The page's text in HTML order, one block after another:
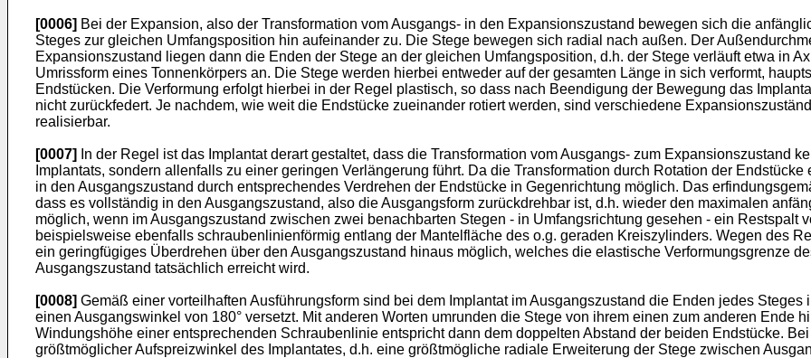
[0006] Bei der Expansion, also der Transformation vom Ausgangs- in den Expansionszustand bewegen sich die
Steges zur gleichen Umfangsposition hin aufeinander zu. Die Stege bewegen sich radial nach außen. Der
Expansionszustand liegen dann die Enden der Stege an der gleichen Umfangsposition, d.h. der Stege verläuft etwa in
Umrissform eines Tonnenkörpers an. Die Stege werden hierbei entweder auf der gesamten Länge in sich verformt,
Endstücken. Die Verformung erfolgt hierbei in der Regel plastisch, so dass nach Beendigung der Bewegung das
nicht zurückfedert. Je nachdem, wie weit die Endstücke zueinander rotiert werden, sind verschiedene
realisierbar.
[0007]
In der Regel ist das Implantat derart gestaltet, dass die Transformation vom Ausgangs- zum Expansionszustand
Implantats, sondern allenfalls zu einer geringen Verlängerung führt. Da die Transformation durch Rotation der
in den Ausgangszustand durch entsprechendes Verdrehen der Endstücke in Gegenrichtung möglich. Das
dass es vollständig in den Ausgangszustand, also die Ausgangsform zurückdrehbar ist, d.h. wieder den maximalen
möglich, wenn im Ausgangszustand zwischen zwei benachbarten Stegen - in Umfangsrichtung gesehen - ein Restspalt
beispielsweise ebenfalls schraubenlinienförmig entlang der Mantelfläche des o.g. geraden Kreiszylinders. Wegen des
ein geringfügiges Überdrehen über den Ausgangszustand hinaus möglich, welches die elastische Verformungsgrenze
Ausgangszustand tatsächlich erreicht wird.
[0008] Gemäß einer vorteilhaften Ausführungsform sind bei dem Implantat im Ausgangszustand die Enden jedes
einen Ausgangswinkel von 180° versetzt. Mit anderen Worten umrunden die Stege von ihrem einen zum anderen Ende
Windungshöhe einer entsprechenden Schraubenlinie entspricht dann dem doppelten Abstand der beiden Endstücke.
größtmöglicher Aufspreizwinkel des Implantates, d.h. eine größtmögliche radiale Erweiterung der Stege zwischen